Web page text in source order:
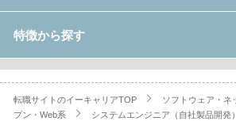
特徴から探す
転職サイトのイーキャリアTOP ソフトウェア・ネ
プン・Web系
システムエンジニア（自社製品開発）